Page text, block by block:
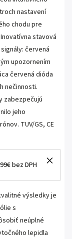
bez DPH
nastavení
chodu pre
stavová
červená
upozornením
červená dióda
nečinnosti.
zabezpečujú
jeho
TUV/GS, CE
výsledky je
s
neúplné
lepidla